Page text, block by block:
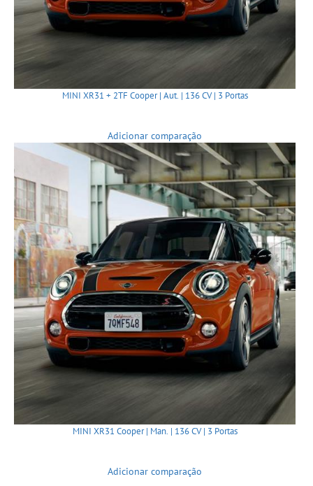
MINI XR31 + 2TF Cooper | Aut. | 136 CV | 3 Portas
Adicionar comparação
MINI XR31 Cooper | Man. | 136 CV | 3 Portas
Adicionar comparação